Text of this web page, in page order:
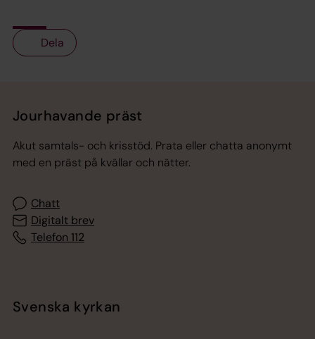
Dela
Jourhavande präst
Akut samtals- och krisstöd. Prata eller chatta anonymt
med en präst på kvällar och nätter.
Chatt
Digitalt brev
Telefon 112
Svenska kyrkan